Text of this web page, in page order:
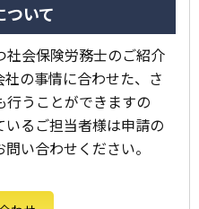
いて
社会保険労務士のご紹介
の事情に合わせた、さ
行うことができますの
るご担当者様は申請の
い合わせください。